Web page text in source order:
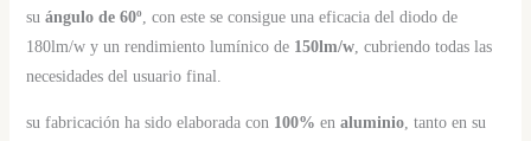
su ángulo de 60º, con este se consigue una eficacia del diodo de
180lm/w y un rendimiento lumínico de 150lm/w, cubriendo todas las
necesidades del usuario final.
su fabricación ha sido elaborada con 100% en aluminio, tanto en su